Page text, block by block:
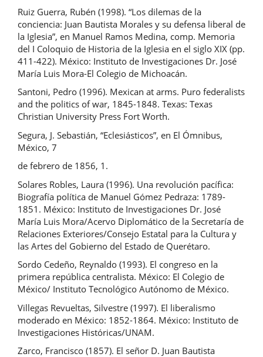
Ruiz Guerra, Rubén (1998). “Los dilemas de la
conciencia: Juan Bautista Morales y su defensa liberal de
la Iglesia”, en Manuel Ramos Medina, comp. Memoria
del I Coloquio de Historia de la Iglesia en el siglo XIX (pp.
411-422). México: Instituto de Investigaciones Dr. José
María Luis Mora-El Colegio de Michoacán.
Santoni, Pedro (1996). Mexican at arms. Puro federalists
and the politics of war, 1845-1848. Texas: Texas
Christian University Press Fort Worth.
Segura, J. Sebastián, “Eclesiásticos”, en El Ómnibus,
México, 7
de febrero de 1856, 1.
Solares Robles, Laura (1996). Una revolución pacífica:
Biografía política de Manuel Gómez Pedraza: 1789-
1851. México: Instituto de Investigaciones Dr. José
María Luis Mora/Acervo Diplomático de la Secretaría de
Relaciones Exteriores/Consejo Estatal para la Cultura y
las Artes del Gobierno del Estado de Querétaro.
Sordo Cedeño, Reynaldo (1993). El congreso en la
primera república centralista. México: El Colegio de
México/ Instituto Tecnológico Autónomo de México.
Villegas Revueltas, Silvestre (1997). El liberalismo
moderado en México: 1852-1864. México: Instituto de
Investigaciones Históricas/UNAM.
Zarco, Francisco (1857). El señor D. Juan Bautista